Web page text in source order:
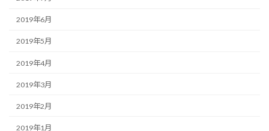
2019年6月
2019年5月
2019年4月
2019年3月
2019年2月
2019年1月